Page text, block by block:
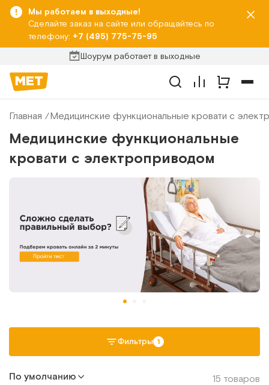
Мы работаем в выходные!
Сделайте заказ на сайте или обращайтесь по
телефону: +7 (495) 775-75-95
Шоурум работает в выходные
Главная Медицинские функциональные кровати с
Медицинские функциональные
кровати с электроприводом
Фильтры 1
По умолчанию 15 товаров